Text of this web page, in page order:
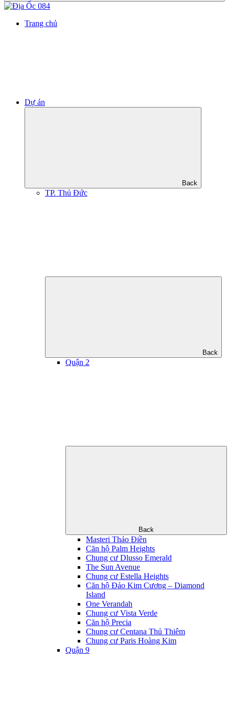
Trang chủ
Dự án
Back
TP. Thủ Đức
Back
Quận 2
Back
Masteri Thảo Điền
Căn hộ Palm Heights
Chung cư Dlusso Emerald
The Sun Avenue
Chung cư Estella Heights
Căn hộ Đảo Kim Cương – Diamond
Island
One Verandah
Chung cư Vista Verde
Căn hộ Precia
Chung cư Centana Thủ Thiêm
Chung cư Paris Hoàng Kim
Quận 9